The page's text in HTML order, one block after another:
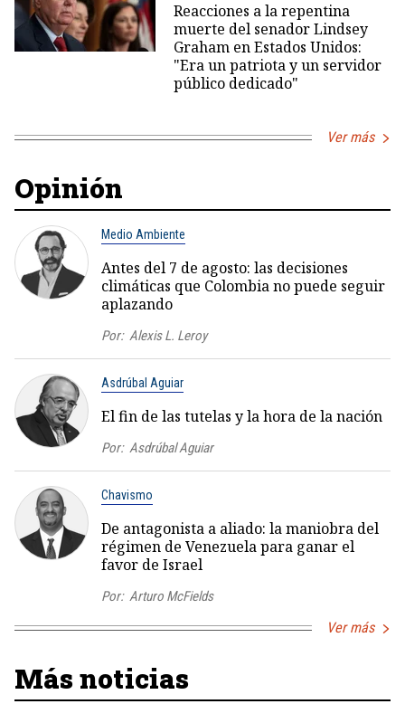
Reacciones a la repentina
muerte del senador Lindsey
Graham en Estados Unidos:
"Era un patriota y un servidor
público dedicado"
Ver más
Opinión
Medio Ambiente
Antes del 7 de agosto: las decisiones
climáticas que Colombia no puede seguir
aplazando
Por: Alexis L. Leroy
Asdrúbal Aguiar
El fin de las tutelas y la hora de la nación
Por: Asdrúbal Aguiar
Chavismo
De antagonista a aliado: la maniobra del
régimen de Venezuela para ganar el
favor de Israel
Por: Arturo McFields
Ver más
Más noticias